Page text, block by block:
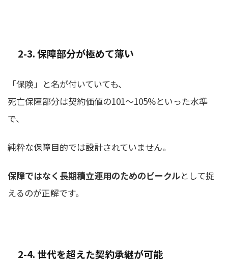
2-3. 保障部分が極めて薄い
「保険」と名が付いていても、
死亡保障部分は契約価値の101〜105%といった水準
で、
純粋な保障目的では設計されていません。
保障ではなく長期積立運用のためのビークルとして捉
えるのが正解です。
2-4. 世代を超えた契約承継が可能